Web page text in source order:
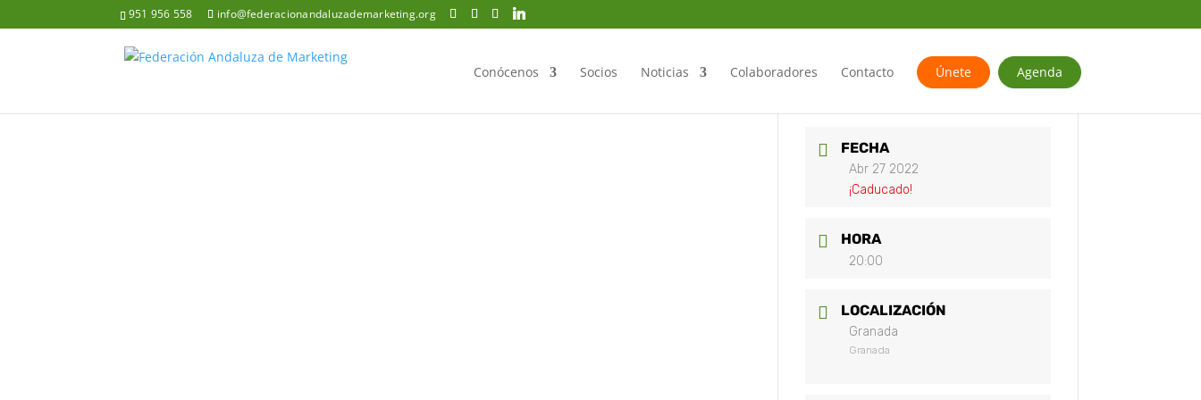
951 956 558 info@federacionandaluzademarketing.org
Conócenos Socios Noticias Colaboradores Contacto Únete Agenda
FECHA
Abr 27 2022
¡Caducado!
HORA
20:00
LOCALIZACIÓN
Granada
Granada